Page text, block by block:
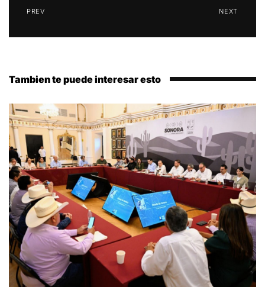
PREV NEXT
Tambien te puede interesar esto